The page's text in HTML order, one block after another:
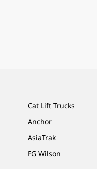
Cat Lift Trucks
Anchor
AsiaTrak
FG Wilson